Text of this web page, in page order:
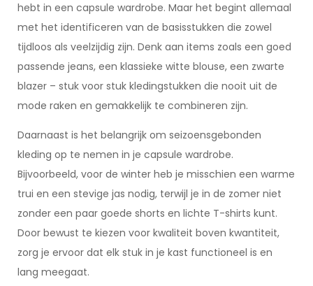
hebt in een capsule wardrobe. Maar het begint allemaal
met het identificeren van de basisstukken die zowel
tijdloos als veelzijdig zijn. Denk aan items zoals een goed
passende jeans, een klassieke witte blouse, een zwarte
blazer – stuk voor stuk kledingstukken die nooit uit de
mode raken en gemakkelijk te combineren zijn.
Daarnaast is het belangrijk om seizoensgebonden
kleding op te nemen in je capsule wardrobe.
Bijvoorbeeld, voor de winter heb je misschien een warme
trui en een stevige jas nodig, terwijl je in de zomer niet
zonder een paar goede shorts en lichte T-shirts kunt.
Door bewust te kiezen voor kwaliteit boven kwantiteit,
zorg je ervoor dat elk stuk in je kast functioneel is en
lang meegaat.